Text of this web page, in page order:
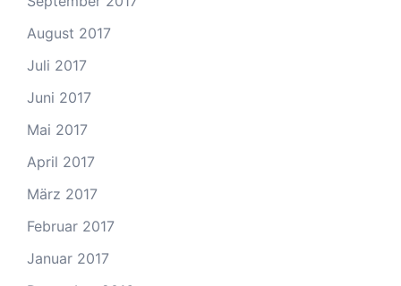
August 2017
Juli 2017
Juni 2017
Mai 2017
April 2017
März 2017
Februar 2017
Januar 2017